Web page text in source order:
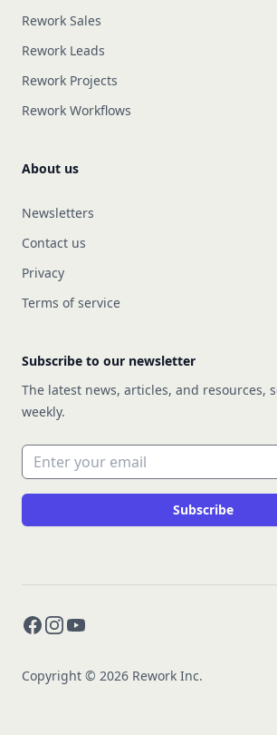
Rework Sales
Rework Leads
Rework Projects
Rework Workflows
About us
Newsletters
Contact us
Privacy
Terms of service
Subscribe to our newsletter
The latest news, articles, and resources,
weekly.
Email address
Subscribe
Facebook
Instagram
YouTube
Copyright © 2026 Rework Inc.